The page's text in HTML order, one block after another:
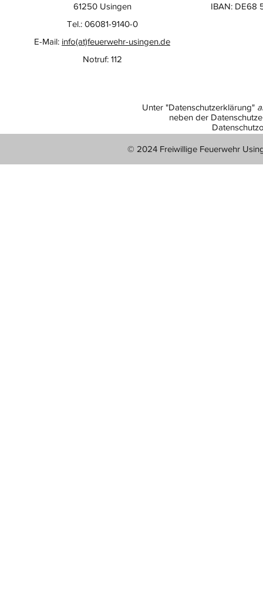
IBAN: DE68
61250 Usingen
Tel.: 06081-9140-0
E-Mail: info(at)feuerwehr-usingen.de
Notruf: 112
Unter "Datenschutzerklärung"
neben der
© 2024 Freiwillige Feuerwehr